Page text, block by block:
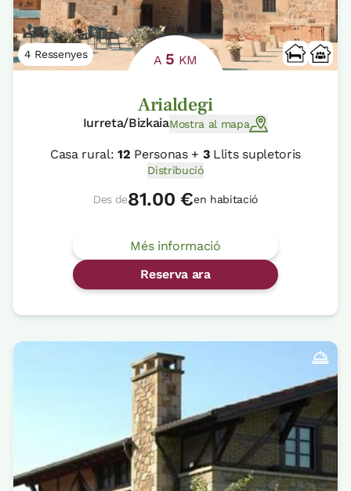
4 Ressenyes A 5 KM
Arialdegi
Iurreta/BizkaiaMostra al mapa
Casa rural:12 Personas + 3Llits supletoris
Distribució
Des de81.00 €en habitació
Més informació
Reserva ara